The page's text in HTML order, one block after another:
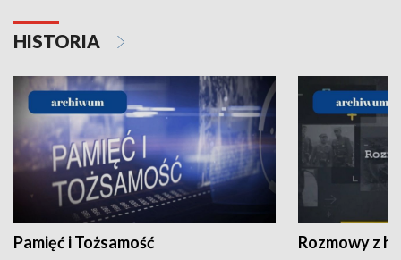
HISTORIA
Pamięć i Tożsamość Rozmowy z